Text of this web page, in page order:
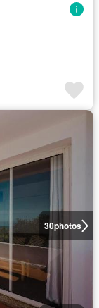
30photos